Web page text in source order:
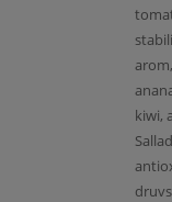
kiwi,